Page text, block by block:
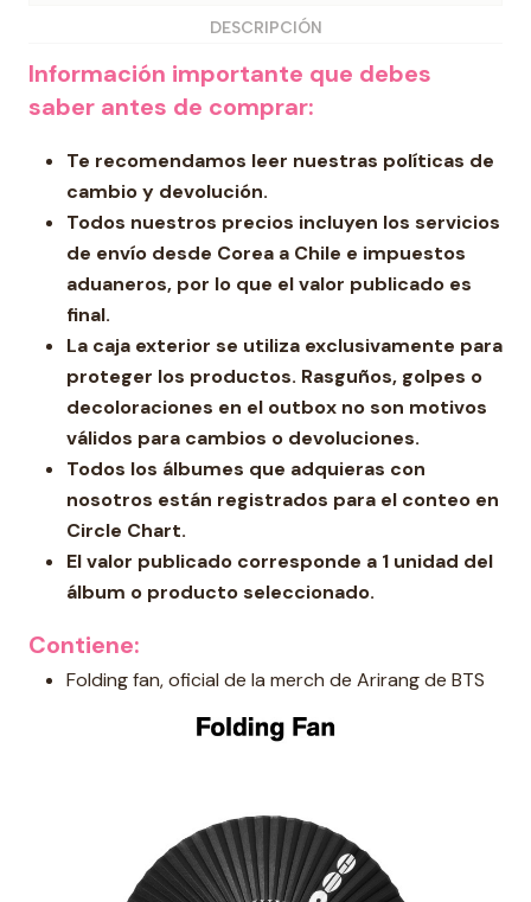
DESCRIPCIÓN
Información importante que debes
saber antes de comprar:
Te recomendamos leer nuestras políticas de
cambio y devolución.
Todos nuestros precios incluyen los servicios
de envío desde Corea a Chile e impuestos
aduaneros, por lo que el valor publicado es
final.
La caja exterior se utiliza exclusivamente para
proteger los productos. Rasguños, golpes o
decoloraciones en el outbox no son motivos
válidos para cambios o devoluciones.
Todos los álbumes que adquieras con
nosotros están registrados para el conteo en
Circle Chart.
El valor publicado corresponde a 1 unidad del
álbum o producto seleccionado.
Contiene:
Folding fan, oficial de la merch de Arirang de BTS